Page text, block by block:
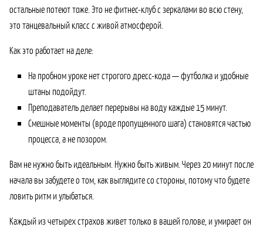
остальные потеют тоже. Это не фитнес-клуб с зеркалами во всю стену,
это танцевальный класс с живой атмосферой.
Как это работает на деле:
На пробном уроке нет строгого дресс-кода — футболка и удобные
штаны подойдут.
Преподаватель делает перерывы на воду каждые 15 минут.
Смешные моменты (вроде пропущенного шага) становятся частью
процесса, а не позором.
Вам не нужно быть идеальным. Нужно быть живым. Через 20 минут после
начала вы забудете о том, как выглядите со стороны, потому что будете
ловить ритм и улыбаться.
Каждый из четырех страхов живет только в вашей голове, и умирает он